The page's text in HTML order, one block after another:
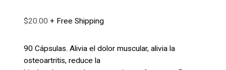
$20.00 + Free Shipping
90 Cápsulas. Alivia el dolor muscular, alivia la
osteoartritis, reduce la